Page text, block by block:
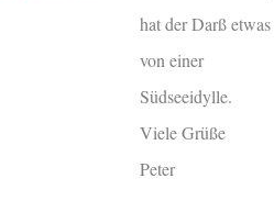
hat der Darß etwas
von einer
Südseeidylle.
Viele Grüße
Peter